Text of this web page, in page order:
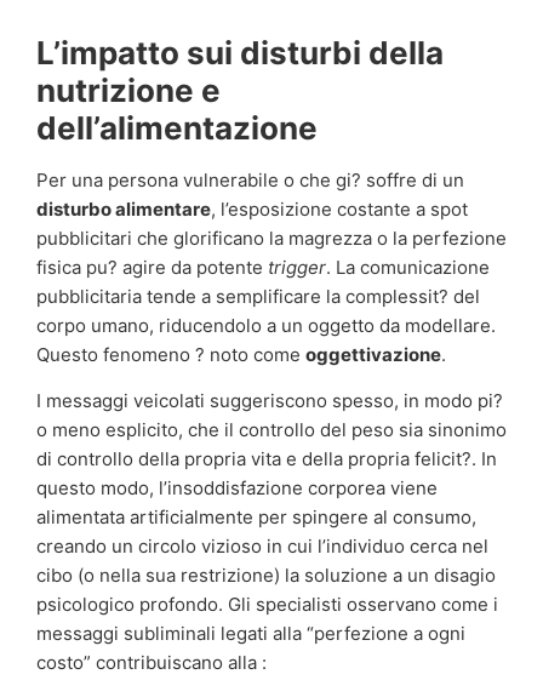
L’impatto sui disturbi della
nutrizione e
dell’alimentazione
Per una persona vulnerabile o che gi? soffre di un
disturbo alimentare, l’esposizione costante a spot
pubblicitari che glorificano la magrezza o la perfezione
fisica pu? agire da potente trigger. La comunicazione
pubblicitaria tende a semplificare la complessit? del
corpo umano, riducendolo a un oggetto da modellare.
Questo fenomeno ? noto come oggettivazione.
I messaggi veicolati suggeriscono spesso, in modo pi?
o meno esplicito, che il controllo del peso sia sinonimo
di controllo della propria vita e della propria felicit?. In
questo modo, l’insoddisfazione corporea viene
alimentata artificialmente per spingere al consumo,
creando un circolo vizioso in cui l’individuo cerca nel
cibo (o nella sua restrizione) la soluzione a un disagio
psicologico profondo. Gli specialisti osservano come i
messaggi subliminali legati alla “perfezione a ogni
costo” contribuiscano alla :